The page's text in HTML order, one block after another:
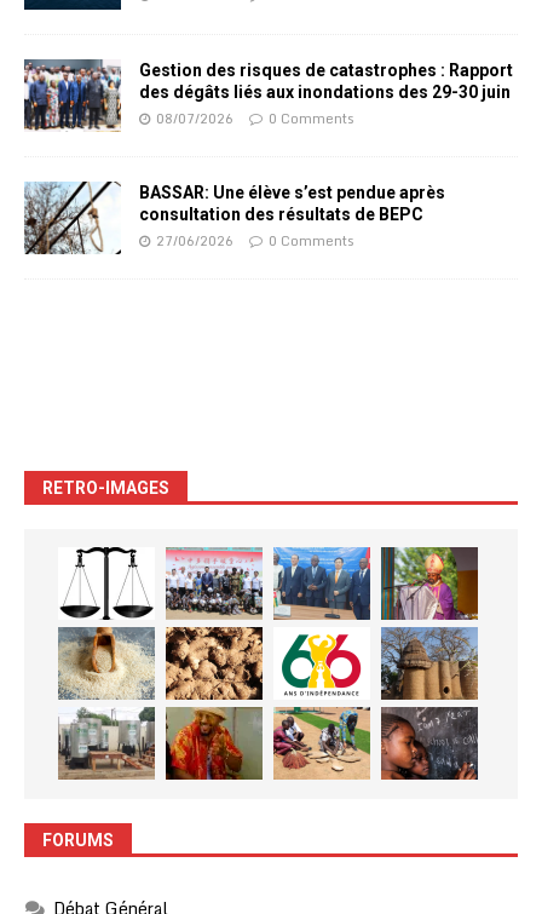
Gestion des risques de catastrophes : Rapport
des dégâts liés aux inondations des 29-30 juin
08/07/2026 0 Comments
BASSAR: Une élève s’est pendue après
consultation des résultats de BEPC
27/06/2026 0 Comments
RETRO-IMAGES
FORUMS
Débat Général